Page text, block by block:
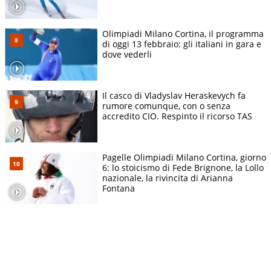
Olimpiadi Milano Cortina, il programma
di oggi 13 febbraio: gli italiani in gara e
dove vederli
Il casco di Vladyslav Heraskevych fa
rumore comunque, con o senza
accredito CIO. Respinto il ricorso TAS
Pagelle Olimpiadi Milano Cortina, giorno
6: lo stoicismo di Fede Brignone, la Lollo
nazionale, la rivincita di Arianna
Fontana